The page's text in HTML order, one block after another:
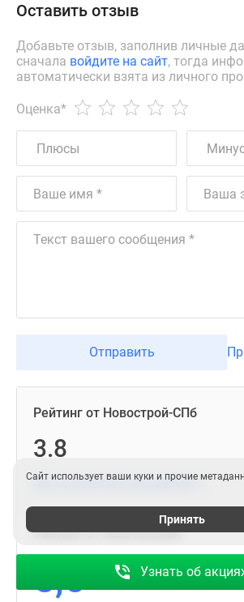
Узнать об
Оставить отзыв
Добавьте отзыв, заполнив личные
сначала войдите на сайт, тогда
автоматически взята из личного
Оценка*
Отправить
Рейтинг от Новострой-СПб
3.8
Как составляется наш рейтинг?
Рейтинг от посетителей
5,0
Сайт использует ваши куки и прочие
Принять